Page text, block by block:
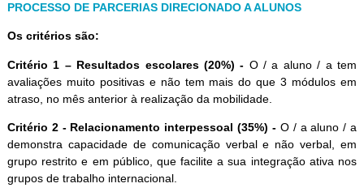
PROCESSO DE PARCERIAS DIRECIONADO A ALUNOS
Os critérios são:
Critério 1 – Resultados escolares (20%) - O / a aluno / a tem
avaliações muito positivas e não tem mais do que 3 módulos em
atraso, no mês anterior à realização da mobilidade.
Critério 2 - Relacionamento interpessoal (35%) - O / a aluno / a
demonstra capacidade de comunicação verbal e não verbal, em
grupo restrito e em público, que facilite a sua integração ativa nos
grupos de trabalho internacional.